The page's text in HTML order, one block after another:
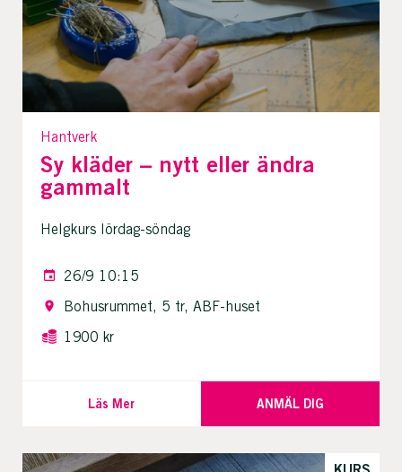
Hantverk
Sy kläder – nytt eller ändra
gammalt
Helgkurs lördag-söndag
26/9 10:15
Bohusrummet, 5 tr, ABF-huset
1900 kr
Läs Mer ANMÄL DIG